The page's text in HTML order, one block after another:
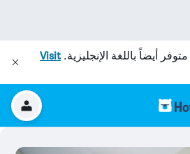
متوفر أيضاً باللغة الإنجليزية.Visit